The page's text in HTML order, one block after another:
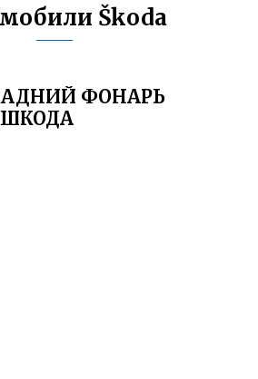
Škoda
ФОНАРЬ
ШКОДА